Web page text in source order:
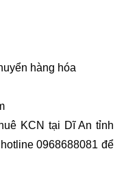
hàng hóa
KCN tại Dĩ An tỉnh
hotline 0968688081 để